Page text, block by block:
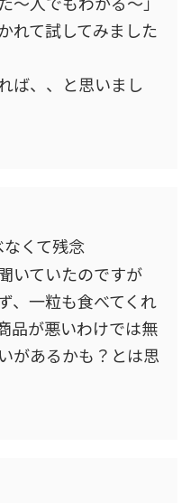
れて試してみました
ば、、と思いまし
くて残念
いていたのですが
、一粒も食べてくれ
品が悪いわけでは無
があるかも？とは思